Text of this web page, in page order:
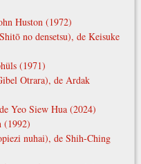
Huston (1972)
no densetsu), de Keisuke
(1971)
Otrara), de Ardak
Yeo Siew Hua (2024)
(1992)
nuhai), de Shih-Ching